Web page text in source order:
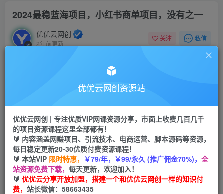
2024最稳蓝海项目，小红书商单项目，没有之一
优优云网创
2年前更新
关注 私信
2024最稳蓝海项目，小红书商单项目，没有之一
云币 9.9 限时特惠
云币99
会员免费
立即购买
您当前未登录！建议登陆后购买，可保存购买订单
优优云网创资源站
优优云网创 | 专注优质VIP网课资源分享，市面上收费几百几千
的项目资源课程这里全部都有！
🔰 内容涵盖网赚项目、引流技术、电商运营、脚本源码等资源，
每日稳定更新20-30优质付费资源课程！
🔰 本站VIP 限时特惠， ￥79/年，￥99/永久 (推广佣金70%)， 全
站资源免费下载， 每天更新，欢迎加入！
🔰 优优云分享开放加盟，搭建一个和优优云网创一样的知识付
费， 站长微信：58663435